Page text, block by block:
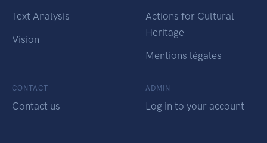
Text Analysis
Vision
Actions for Cultural
Heritage
Mentions légales
CONTACT
Contact us
ADMIN
Log in to your account